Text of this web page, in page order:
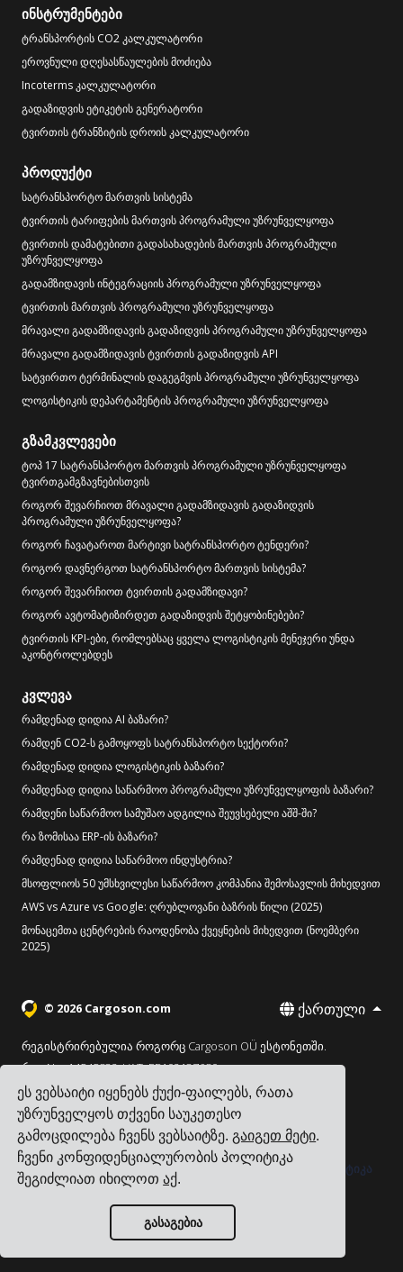
ეს ვებსაიტი იყენებს ქუქი-ფაილებს, რათა
უზრუნველყოს თქვენი საუკეთესო
გამოცდილება ჩვენს ვებსაიტზე. გაიგეთ მეტი.
ჩვენი კონფიდენციალურობის პოლიტიკა
შეგიძლიათ იხილოთაქ.
გასაგებია
ინსტრუმენტები
ტრანსპორტის CO2 კალკულატორი
ეროვნული დღესასწაულების მოძიება
Incoterms კალკულატორი
გადაზიდვის ეტიკეტის გენერატორი
ტვირთის ტრანზიტის დროის კალკულატორი
პროდუქტი
სატრანსპორტო მართვის სისტემა
ტვირთის ტარიფების მართვის პროგრამული უზრუნველყოფა
ტვირთის დამატებითი გადასახადების მართვის პროგრამული
უზრუნველყოფა
გადამზიდავის ინტეგრაციის პროგრამული უზრუნველყოფა
ტვირთის მართვის პროგრამული უზრუნველყოფა
მრავალი გადამზიდავის გადაზიდვის პროგრამული უზრუნველყოფა
მრავალი გადამზიდავის ტვირთის გადაზიდვის API
სატვირთო ტერმინალის დაგეგმვის პროგრამული უზრუნველყოფა
ლოგისტიკის დეპარტამენტის პროგრამული უზრუნველყოფა
გზამკვლევები
ტოპ 17 სატრანსპორტო მართვის პროგრამული უზრუნველყოფა
ტვირთგამგზავნებისთვის
როგორ შევარჩიოთ მრავალი გადამზიდავის გადაზიდვის
პროგრამული უზრუნველყოფა?
როგორ ჩავატაროთ მარტივი სატრანსპორტო ტენდერი?
როგორ დავნერგოთ სატრანსპორტო მართვის სისტემა?
როგორ შევარჩიოთ ტვირთის გადამზიდავი?
როგორ ავტომატიზირდეთ გადაზიდვის შეტყობინებები?
ტვირთის KPI-ები, რომლებსაც ყველა ლოგისტიკის მენეჯერი უნდა
აკონტროლებდეს
კვლევა
რამდენად დიდია AI ბაზარი?
რამდენ CO2-ს გამოყოფს სატრანსპორტო სექტორი?
რამდენად დიდია ლოგისტიკის ბაზარი?
რამდენად დიდია საწარმოო პროგრამული უზრუნველყოფის ბაზარი?
რამდენი საწარმოო სამუშაო ადგილია შეუვსებელი აშშ-ში?
რა ზომისაა ERP-ის ბაზარი?
რამდენად დიდია საწარმოო ინდუსტრია?
მსოფლიოს 50 უმსხვილესი საწარმოო კომპანია შემოსავლის მიხედვით
AWS vs Azure vs Google: ღრუბლოვანი ბაზრის წილი (2025)
მონაცემთა ცენტრების რაოდენობა ქვეყნების მიხედვით (ნოემბერი
2025)
© 2026 Cargoson.com ქართული
რეგისტრირებულია როგორც Cargoson OÜ ესტონეთში.
რეგ No: 14545832. VAT: EE102137680.
სათაო ოფისი: Pärnu mnt. 141, 11314 ტალინი, ესტონეთი
+372 5555 0028 · hello@cargoson.com
მომსახურების პირობები |კონფიდენციალურობის პოლიტიკა
|ქუქი-ფაილების პოლიტიკა